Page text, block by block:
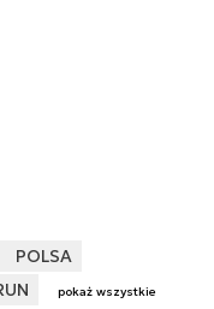
POLSA
pokaż wszystkie